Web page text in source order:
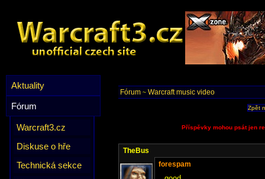
Aktuality
Fórum
Warcraft3.cz
Diskuse o hře
Technická sekce
Fórum ~ Warcraft music video
Zpět
Příspěvky mohou psát jen
TheBus
forespam